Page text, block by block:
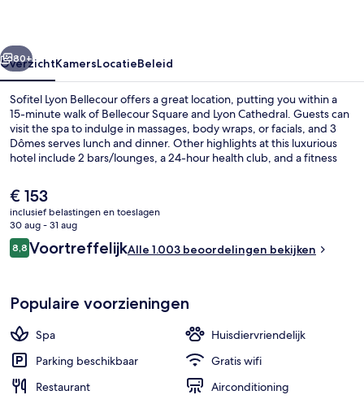
Volgende
80+
OverzichtKamersLocatieBeleid
Sofitel Lyon Bellecour offers a great location, putting you within a
15-minute walk of Bellecour Square and Lyon Cathedral. Guests can
visit the spa to indulge in massages, body wraps, or facials, and 3
Dômes serves lunch and dinner. Other highlights at this luxurious
hotel include 2 bars/lounges, a 24-hour health club, and a fitness
property is just a short walk to public transportation: Bellecour
Station is 7 minutes and Ampere-Victor Hugo Station is 8 minutes.
De
huidige
prijs
is
€ 153
€ 153
inclusief belastingen en toeslagen
30 aug - 31 aug
Beoordelingen
8,88,8 op 10 –
VoortreffelijkAlle 1.003 beoordelingen bekijken
Populaire voorzieningen
Spa
Huisdiervriendelijk
Parking beschikbaar
Gratis wifi
Restaurant
Airconditioning